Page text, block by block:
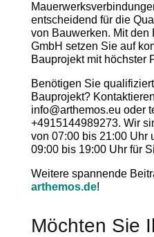
entscheidend für die
von Bauwerken. Mit den
GmbH setzen Sie auf
Bauprojekt mit höchster
Benötigen Sie
Bauprojekt?
info@arthemos.eu oder
+4915144989273. Wir
von 07:00 bis 21:00 Uhr
09:00 bis 19:00 Uhr für
Weitere spannende
arthemos.de!
Möchten Sie